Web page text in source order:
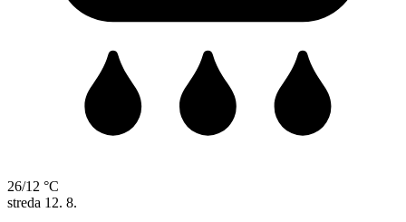
26/12 °C
streda 12. 8.